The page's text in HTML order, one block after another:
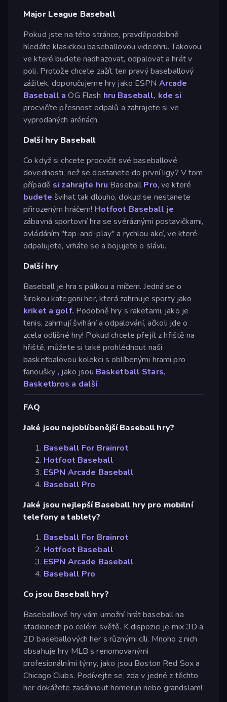
Major League Baseball
Pokud jste na této stránce, pravděpodobně
hledáte klasickou baseballovou videohru. Takovou,
ve které budete nadhazovat, odpalovat a hrát v
poli. Protože chcete zažít ten pravý baseballový
zážitek, doporučujeme hry jako ESPN Arcade
Baseball a OG Flash hru Baseball, kde si
procvičíte přesnost odpalů a zahrajete si ve
vyprodaných arénách.
Další hry Baseball
Co když si chcete procvičit své baseballové
dovednosti, než se dostanete do první ligy? V tom
případě si zahrajte hru Baseball Pro, ve které
budete švihat tak dlouho, dokud se nestanete
přirozeným hráčem! Hotfoot Baseball je
zábavná sportovní hra se svéráznými postavičkami,
ovládáním "tap-and-play" a rychlou akcí, ve které
odpalujete, vrháte se a bojujete o slávu.
Další hry
Baseball je hra s pálkou a míčem. Jedná se o
širokou kategorii her, která zahrnuje sporty jako
kriket a golf. Podobně hry s raketami, jako je
tenis, zahrnují švihání a odpalování, ačkoli jde o
zcela odlišné hry! Pokud chcete přejít z hřiště na
hřiště, můžete si také prohlédnout naši
basketbalovou kolekci s oblíbenými hrami pro
fanoušky , jako jsou Basketball Stars,
Basketbros a další.
FAQ
Jaké jsou nejoblíbenější Baseball hry?
Baseball For Brainrot
Hotfoot Baseball
ESPN Arcade Baseball
Baseball Pro
Jaké jsou nejlepší Baseball hry pro mobilní
telefony a tablety?
Baseball For Brainrot
Hotfoot Baseball
ESPN Arcade Baseball
Baseball Pro
Co jsou Baseball hry?
Baseballové hry vám umožní hrát baseball na
stadionech po celém světě. K dispozici je mix 3D a
2D baseballových her s různými cíli. Mnoho z nich
obsahuje hry MLB s renomovanými
profesionálními týmy, jako jsou Boston Red Sox a
Chicago Clubs. Podívejte se, zda v jedné z těchto
her dokážete zasáhnout homerun nebo grandslam!